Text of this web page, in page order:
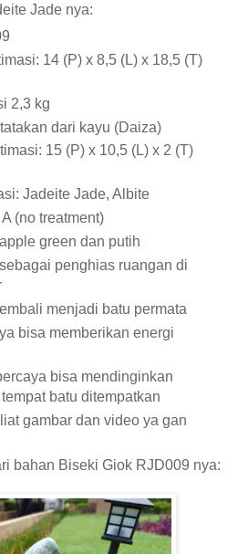
Jade nya:
14 (P) x 8,5 (L) x 18,5 (T)
2,3 kg
dari kayu (Daiza)
15 (P) x 10,5 (L) x 2 (T)
Jadeite Jade, Albite
(no treatment)
green dan putih
penghias ruangan di
menjadi batu permata
bisa memberikan energi
bisa mendinginkan
batu ditempatkan
gambar dan video ya gan
bahan Biseki Giok RJD009 nya: